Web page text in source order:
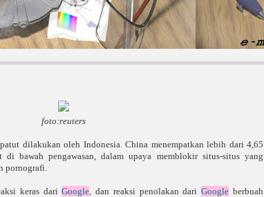
Google
Serang Google
foto:reuters
dilakukan oleh Indonesia. China menempatkan lebih dari 4,65
bawah pengawasan, dalam upaya memblokir situs-situs yang
pornografi.
keras dariGoogle, dan reaksi penolakan dariGoogle berbuah